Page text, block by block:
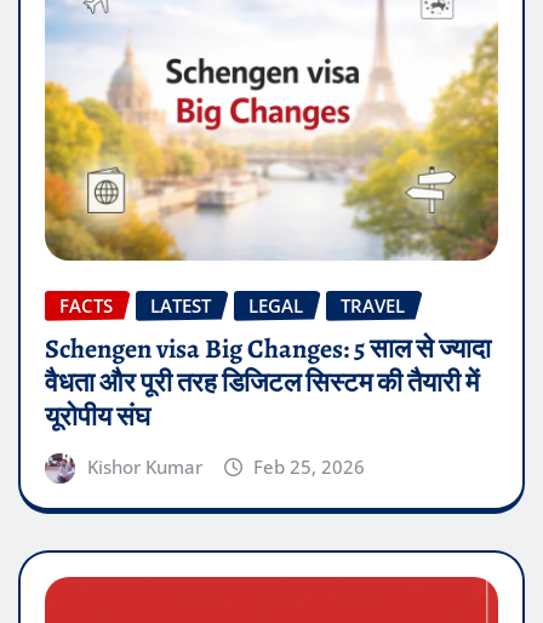
FACTS LATEST LEGAL TRAVEL
Schengen visa Big Changes: 5 साल से ज्यादा
वैधता और पूरी तरह डिजिटल सिस्टम की तैयारी में
यूरोपीय संघ
Kishor Kumar Feb 25, 2026